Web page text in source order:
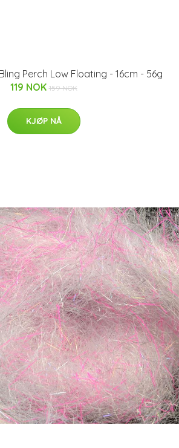
Perch Low Floating - 16cm - 56g
119 NOK 159 NOK
KJØP NÅ